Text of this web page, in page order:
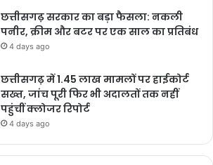
छत्तीसगढ़ सरकार का बड़ा फैसला: नकली
पनीर, क्रीम और बटर पर एक साल का प्रतिबंध
4 days ago
छत्तीसगढ़ में 1.45 लाख मामलों पर हाईकोर्ट
सख्त, जांच पूरी फिर भी अदालतों तक नहीं
पहुंचीं क्लोजर रिपोर्ट
4 days ago